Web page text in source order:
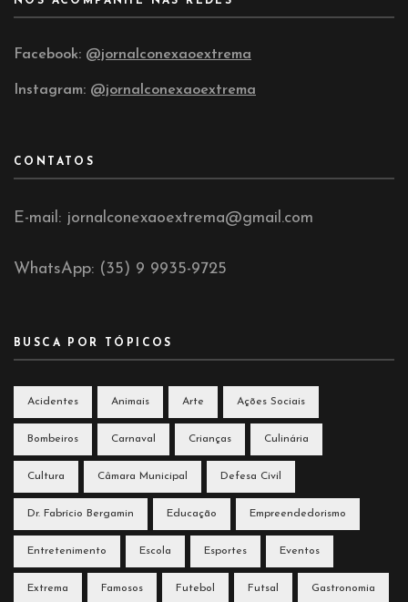
Facebook: @jornalconexaoextrema
Instagram: @jornalconexaoextrema
CONTATOS
E-mail: jornalconexaoextrema@gmail.com
WhatsApp: (35) 9 9935-9725
BUSCA POR TÓPICOS
Acidentes Animais Arte Ações Sociais
Bombeiros Carnaval Crianças Culinária
Cultura Câmara Municipal Defesa Civil
Dr. Fabrício Bergamin Educação Empreendedorismo
Entretenimento Escola Esportes Eventos
Extrema Famosos Futebol Futsal Gastronomia